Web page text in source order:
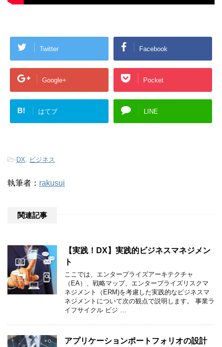
Twitter Facebook
Google+ Pocket
B! はてブ LINE
-DX, ビジネス
執筆者： rakusui
関連記事
【実践！DX】実践的ビジネスマネジメン
ト
ここでは、エンタープライズアーキテクチャ
（EA）、戦略マップ、エンタープライズリスクマ
ネジメント（ERM)を考慮した実践的なビジネスマ
ネジメントについて次の観点で説明します。 事業ラ
イフサイクル ビジ …
アプリケーションポートフォリオの設計